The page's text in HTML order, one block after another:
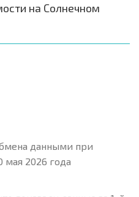
на Солнечном
данными при
мая 2026 года